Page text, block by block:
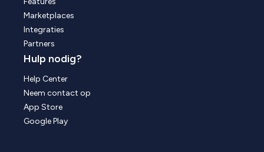
Marketplaces
Integraties
Partners
Hulp nodig?
Help Center
Neem contact op
App Store
Google Play